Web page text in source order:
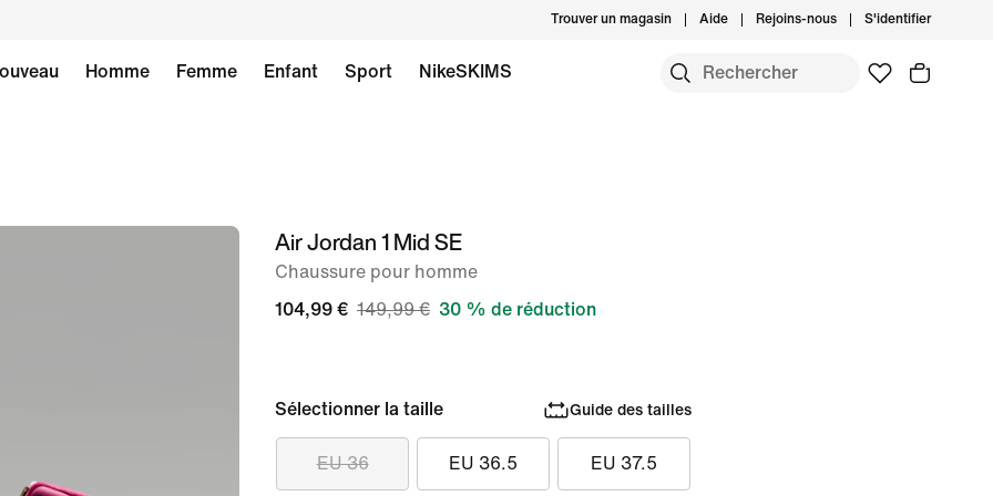
Trouver un magasin Aide Rejoins-nous S'identifier
Homme Femme Enfant Sport NikeSKIMS
image 1Air Jordan 1 Mid SE
Chaussure pour homme
104,99 € 149,99 € 30 % de réduction
Sélectionner la taille Guide des tailles
EU 36 EU 36.5 EU 37.5